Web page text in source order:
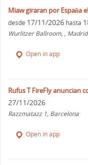
Miaw giraran por España
desde 17/11/2026 hasta
Wurlitzer Ballroom, ,
Open in app
Rufus T FireFly anuncian
27/11/2026
Razzmatazz 1, Barcelona
Open in app